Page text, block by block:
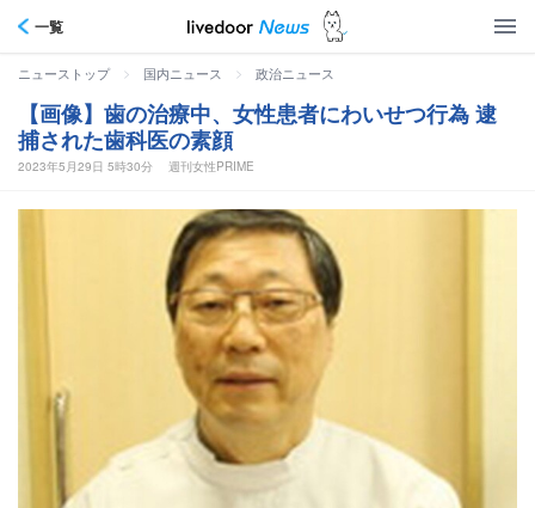
一覧
ニューストップ > 国内ニュース > 政治ニュース
【画像】歯の治療中、女性患者にわいせつ行為 逮
捕された歯科医の素顔
2023年5月29日 5時30分 週刊女性PRIME